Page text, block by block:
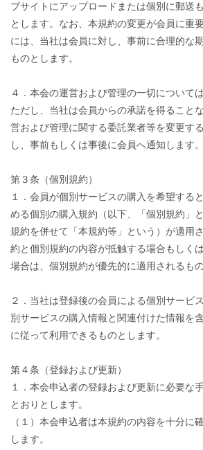
ブサイトにアップロードまたは個別に郵送
とします。なお、本規約の変更が会員に重
には、当社は会員に対し、事前に合理的な
ものとします。
４．本会の運営および管理の一切について
ただし、当社は会員からの承諾を得ること
営および管理に関する委託業者等を変更す
し、事前もしくは事後に会員へ通知します。
第３条（個別規約）
１．会員が個別サービスの購入を希望する
める個別の購入規約（以下、「個別規約」
規約を併せて「本規約等」という）が適用
約と個別規約の内容が抵触する場合もしく
場合は、個別規約が優先的に適用されるもの
２．当社は登録後の会員による個別サービ
別サービスの購入情報と関連付けた情報を
に従って利用できるものとします。
第４条（登録および更新）
１．本会申込者の登録および更新に必要な
とおりとします。
（１）本会申込者は本規約の内容を十分に
します。